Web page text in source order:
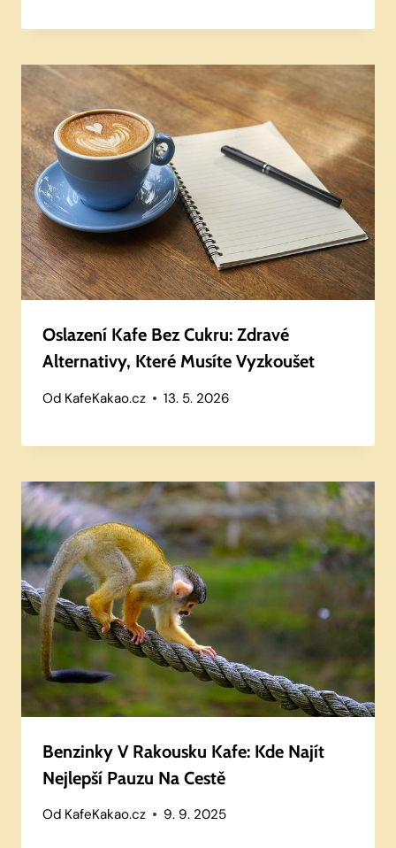
Oslazení Kafe Bez Cukru: Zdravé
Alternativy, Které Musíte Vyzkoušet
Od KafeKakao.cz 13. 5. 2026
Benzinky V Rakousku Kafe: Kde Najít
Nejlepší Pauzu Na Cestě
Od KafeKakao.cz 9. 9. 2025